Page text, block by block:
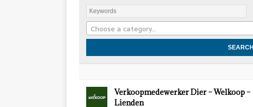
Choose a category…
Verkoopmedewerker Dier – Welkoop –
Lienden